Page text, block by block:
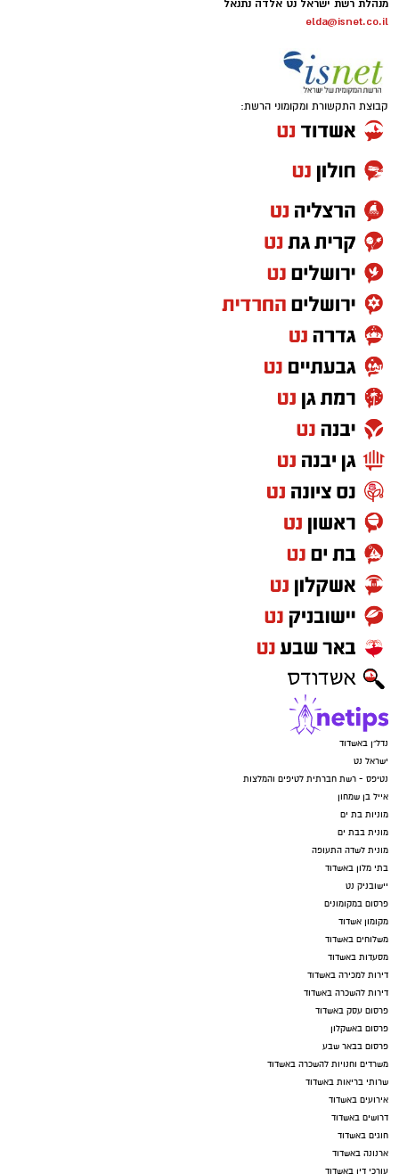
מנהלת רשת ישראל נט אלדה נתנאל
elda@isnet.co.il
קבוצת התקשורת ומקומוני הרשת:
נדל"ן באשדוד
ישראל נט
נטיפס - רשת חברתית לטיפים והמלצות
אייל בן שמחון
מוניות בת ים
מונית בבת ים
מונית לשדה התעופה
בתי מלון באשדוד
יישובניק נט
פרסום במקומונים
מקומון אשדוד
משלוחים באשדוד
מסעדות באשדוד
דירות למכירה באשדוד
דירות להשכרה באשדוד
פרסום עסק באשדוד
פרסום באשקלון
פרסום בבאר שבע
משרדים וחנויות להשכרה באשדוד
שרותי בריאות באשדוד
אירועים באשדוד
דרושים באשדוד
חוגים באשדוד
ארנונה באשדוד
עורכי דין באשדוד